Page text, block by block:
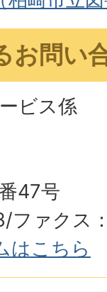
お問い
ビス係
47号
ファクス
はこちら